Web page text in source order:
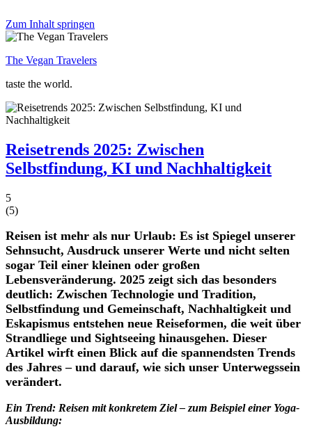
Zum Inhalt springen
The Vegan Travelers
taste the world.
Reisetrends 2025: Zwischen
Selbstfindung, KI und Nachhaltigkeit
5
(5)
Reisen ist mehr als nur Urlaub: Es ist Spiegel unserer
Sehnsucht, Ausdruck unserer Werte und nicht selten
sogar Teil einer kleinen oder großen
Lebensveränderung. 2025 zeigt sich das besonders
deutlich: Zwischen Technologie und Tradition,
Selbstfindung und Gemeinschaft, Nachhaltigkeit und
Eskapismus entstehen neue Reiseformen, die weit über
Strandliege und Sightseeing hinausgehen. Dieser
Artikel wirft einen Blick auf die spannendsten Trends
des Jahres – und darauf, wie sich unser Unterwegssein
verändert.
Ein Trend: Reisen mit konkretem Ziel – zum Beispiel einer Yoga-
Ausbildung: